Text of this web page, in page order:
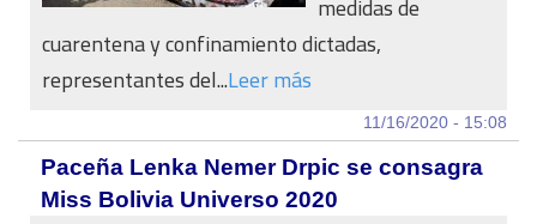
cuarentena y confinamiento dictadas,
representantes del...Leer más
11/16/2020 - 15:08
Paceña Lenka Nemer Drpic se consagra
Miss Bolivia Universo 2020